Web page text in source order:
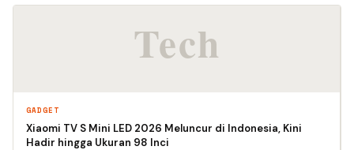
GADGET
Xiaomi TV S Mini LED 2026 Meluncur di Indonesia, Kini
Hadir hingga Ukuran 98 Inci